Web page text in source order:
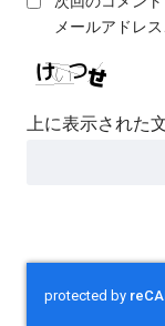
メールアドレ
上に表示された